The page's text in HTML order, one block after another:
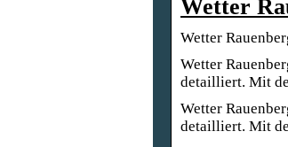
Wetter
Wetter
Wetter
detailliert. Mit
Wetter
detailliert. Mit